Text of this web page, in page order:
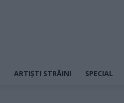
ARTIȘTI STRĂINI SPECIAL